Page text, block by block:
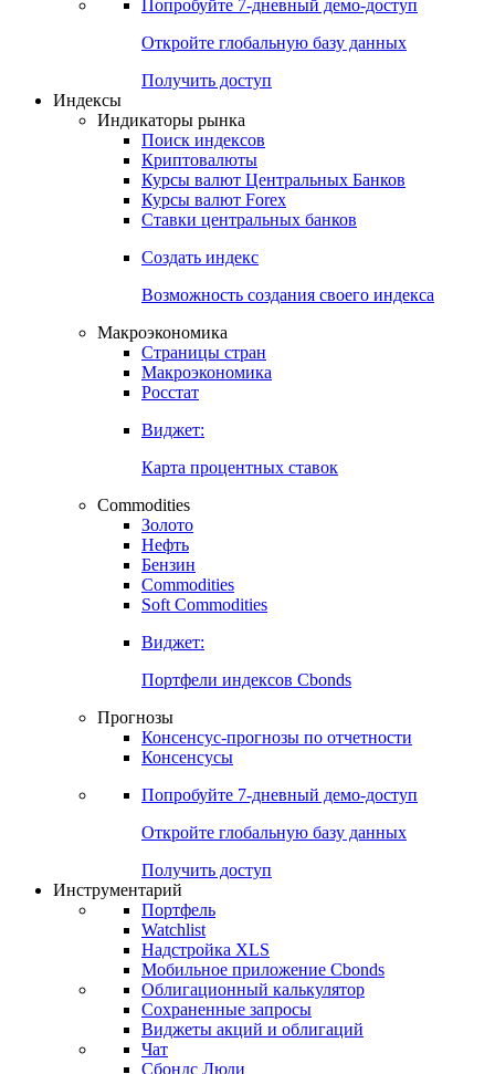
Попробуйте 7-дневный демо-доступ
Откройте глобальную базу данных
Получить доступ
Индексы
Индикаторы рынка
Поиск индексов
Криптовалюты
Курсы валют Центральных Банков
Курсы валют Forex
Ставки центральных банков
Создать индекс
Возможность создания своего индекса
Макроэкономика
Страницы стран
Макроэкономика
Росстат
Виджет:
Карта процентных ставок
Commodities
Золото
Нефть
Бензин
Commodities
Soft Commodities
Виджет:
Портфели индексов Cbonds
Прогнозы
Консенсус-прогнозы по отчетности
Консенсусы
Попробуйте 7-дневный демо-доступ
Откройте глобальную базу данных
Получить доступ
Инструментарий
Портфель
Watchlist
Надстройка XLS
Мобильное приложение Cbonds
Облигационный калькулятор
Сохраненные запросы
Виджеты акций и облигаций
Чат
Сбондс Люди